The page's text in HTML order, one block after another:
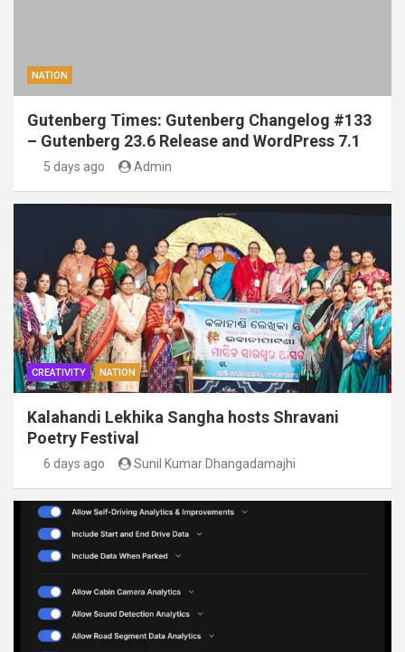
NATION
Gutenberg Times: Gutenberg Changelog #133
– Gutenberg 23.6 Release and WordPress 7.1
5 days ago Admin
CREATIVITY NATION
Kalahandi Lekhika Sangha hosts Shravani
Poetry Festival
6 days ago Sunil Kumar Dhangadamajhi